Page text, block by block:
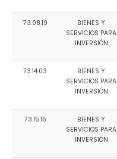
73.08.19
BIENES Y
SERVICIOS PARA
INVERSIÓN
73.14.03
BIENES Y
SERVICIOS PARA
INVERSIÓN
73.15.15
BIENES Y
SERVICIOS PARA
INVERSIÓN